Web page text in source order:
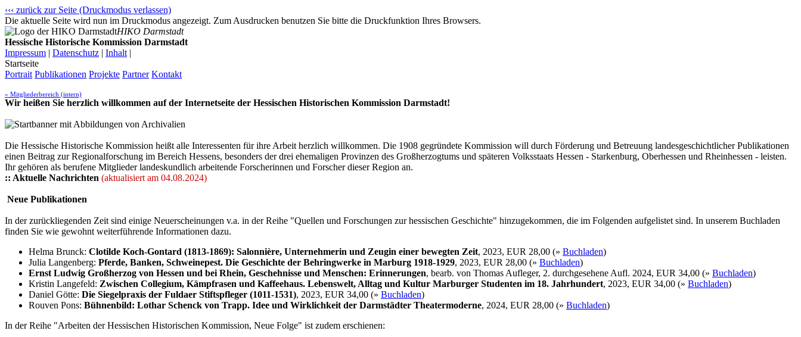
‹‹‹ zurück zur Seite (Druckmodus verlassen)
Die aktuelle Seite wird nun im Druckmodus angezeigt. Zum Ausdrucken benutzen Sie bitte die Druckfunktion Ihres Browsers.
HIKO Darmstadt
Hessische Historische Kommission Darmstadt
Impressum | Datenschutz | Inhalt |
Startseite
Portrait Publikationen Projekte Partner Kontakt
» Mitgliederbereich (intern)
Wir heißen Sie herzlich willkommen auf der Internetseite der Hessischen Historischen Kommission Darmstadt!
Die Hessische Historische Kommission heißt alle Interessenten für ihre Arbeit herzlich willkommen. Die 1908 gegründete Kommission will durch Förderung und Betreuung landesgeschichtlicher Publikationen
einen Beitrag zur Regionalforschung im Bereich Hessens, besonders der drei ehemaligen Provinzen des Großherzogtums und späteren Volksstaats Hessen - Starkenburg, Oberhessen und Rheinhessen - leisten.
Ihr gehören als berufene Mitglieder landeskundlich arbeitende Forscherinnen und Forscher dieser Region an.
:: Aktuelle Nachrichten (aktualisiert am 04.08.2024)
Neue Publikationen
In der zurückliegenden Zeit sind einige Neuerscheinungen v.a. in der Reihe "Quellen und Forschungen zur hessischen Geschichte" hinzugekommen, die im Folgenden aufgelistet sind. In unserem Buchladen
finden Sie wie gewohnt weiterführende Informationen dazu.
Helma Brunck: Clotilde Koch-Gontard (1813-1869): Salonnière, Unternehmerin und Zeugin einer bewegten Zeit, 2023, EUR 28,00 (» Buchladen)
Julia Langenberg: Pferde, Banken, Schweinepest. Die Geschichte der Behringwerke in Marburg 1918-1929, 2023, EUR 28,00 (» Buchladen)
Ernst Ludwig Großherzog von Hessen und bei Rhein, Geschehnisse und Menschen: Erinnerungen, bearb. von Thomas Aufleger, 2. durchgesehene Aufl. 2024, EUR 34,00 (» Buchladen)
Kristin Langefeld: Zwischen Collegium, Kämpfrasen und Kaffeehaus. Lebenswelt, Alltag und Kultur Marburger Studenten im 18. Jahrhundert, 2023, EUR 34,00 (» Buchladen)
Daniel Götte: Die Siegelpraxis der Fuldaer Stiftspfleger (1011-1531), 2023, EUR 34,00 (» Buchladen)
Rouven Pons: Bühnenbild: Lothar Schenck von Trapp. Idee und Wirklichkeit der Darmstädter Theatermoderne, 2024, EUR 28,00 (» Buchladen)
In der Reihe "Arbeiten der Hessischen Historischen Kommission, Neue Folge" ist zudem erschienen: